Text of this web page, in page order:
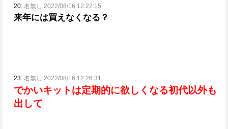
20: 名無し 2022/08/16 12:22:15
来年には買えなくなる？
23: 名無し 2022/08/16 12:26:31
でかいキットは定期的に欲しくなる初代以外も
出して